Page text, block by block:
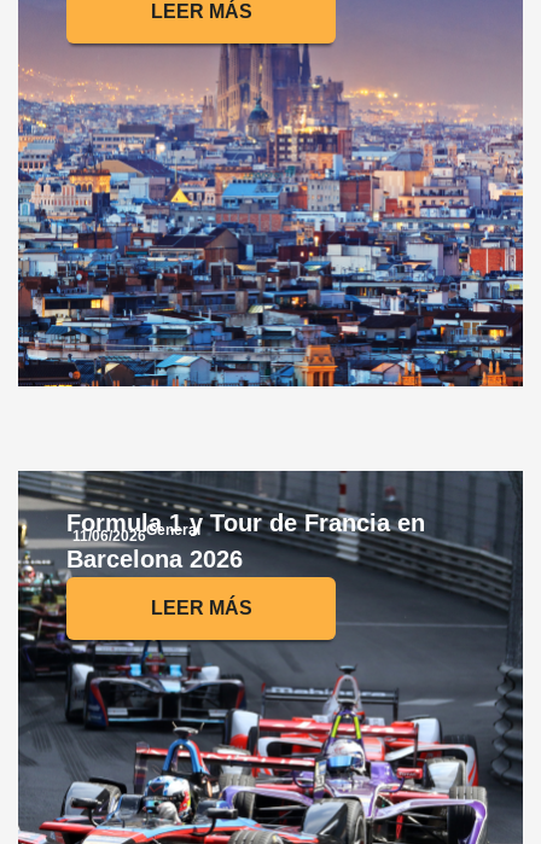
LEER MÁS
11/06/2026General
Formula 1 y Tour de Francia en
Barcelona 2026
LEER MÁS